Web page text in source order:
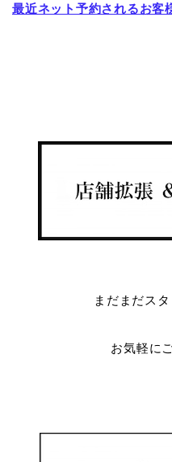
最近ネット予約されるお客
まだまだス
お気軽に